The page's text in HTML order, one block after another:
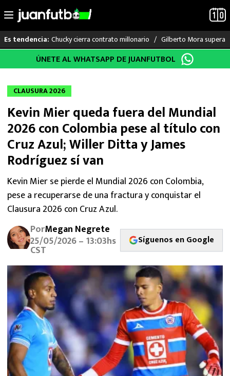
al
Es tendencia: Chucky cierra contrato millonario Gilberto Mora supera
LO ÚLTIMO
LIGA MX
RAYADOS
PUMAS
ATLANTE
SELECCIÓN MEXICANA
FUTBOL INTERNACIONAL
MEXICANOS EN EL EXTRANJERO
FUTBOL ESTUFA
FÓRMULA 1
BOXEO
LIGA MX
NFL
ÚNETE AL WHATSAPP DE JUANFUTBOL
CLAUSURA 2026
Kevin Mier queda fuera del Mundial
2026 con Colombia pese al título con
Cruz Azul; Willer Ditta y James
Rodríguez sí van
Kevin Mier se pierde el Mundial 2026 con Colombia,
pese a recuperarse de una fractura y conquistar el
Clausura 2026 con Cruz Azul.
PorMegan Negrete
25/05/2026 – 13:03hs
CST
Síguenos en Google